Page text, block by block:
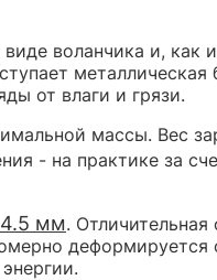
воланчика и, как
металлическая
от влаги и грязи.
массы. Вес
- на практике за
4.5 мм. Отличительная
деформируется